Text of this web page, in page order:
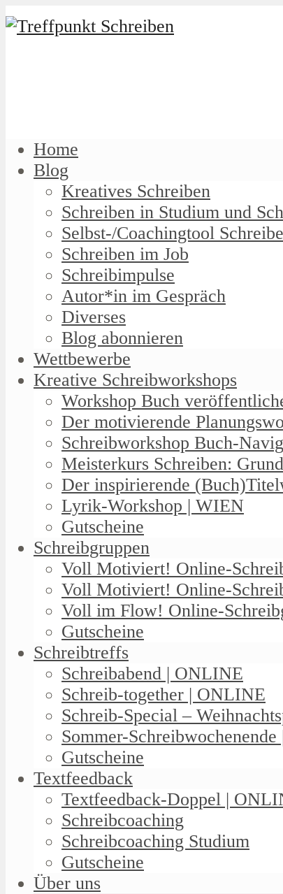
Home
Blog
Kreatives Schreiben
Schreiben in Studium und
Selbst-/Coachingtool
Schreiben im Job
Schreibimpulse
Autor*in im Gespräch
Diverses
Blog abonnieren
Wettbewerbe
Kreative Schreibworkshops
Workshop Buch
Der motivierende
Schreibworkshop Buch-
Meisterkurs Schreiben:
Der inspirierende
Lyrik-Workshop | WIEN
Gutscheine
Schreibgruppen
Voll Motiviert! Online-
Voll Motiviert! Online-
Voll im Flow! Online-
Gutscheine
Schreibtreffs
Schreibabend | ONLINE
Schreib-together | ONLINE
Schreib-Special –
Sommer-
Gutscheine
Textfeedback
Textfeedback-Doppel |
Schreibcoaching
Schreibcoaching Studium
Gutscheine
Über uns